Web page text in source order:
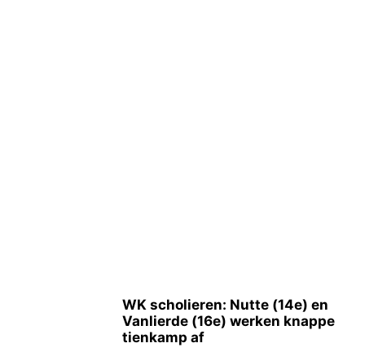
WK scholieren: Nutte (14e) en
Vanlierde (16e) werken knappe
tienkamp af